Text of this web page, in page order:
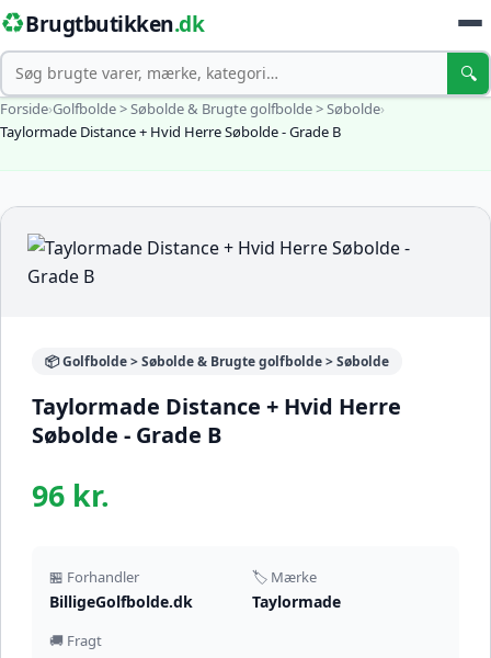
♻️Brugtbutikken.dk
Søg 🔍
Forside›Golfbolde > Søbolde & Brugte golfbolde > Søbolde›
Taylormade Distance + Hvid Herre Søbolde - Grade B
📦 Golfbolde > Søbolde & Brugte golfbolde > Søbolde
Taylormade Distance + Hvid Herre
Søbolde - Grade B
96 kr.
🏪 Forhandler
BilligeGolfbolde.dk
🏷️ Mærke
Taylormade
🚚 Fragt